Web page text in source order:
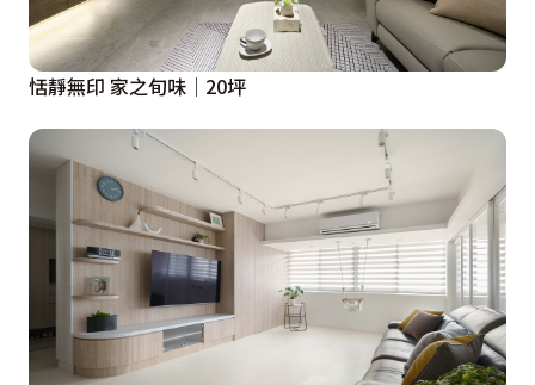
恬靜無印 家之旬味│20坪